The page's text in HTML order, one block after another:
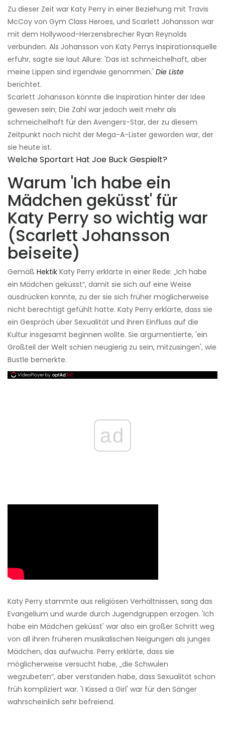
Zu dieser Zeit war Katy Perry in einer Beziehung mit Travis
McCoy von Gym Class Heroes, und Scarlett Johansson war
mit dem Hollywood-Herzensbrecher Ryan Reynolds
verbunden. Als Johansson von Katy Perrys Inspirationsquelle
erfuhr, sagte sie laut Allure: 'Das ist schmeichelhaft, aber
meine Lippen sind irgendwie genommen.' Die Liste
berichtet.
Scarlett Johansson könnte die Inspiration hinter der Idee
gewesen sein; Die Zahl war jedoch weit mehr als
schmeichelhaft für den Avengers-Star, der zu diesem
Zeitpunkt noch nicht der Mega-A-Lister geworden war, der
sie heute ist.
Welche Sportart Hat Joe Buck Gespielt?
Warum 'Ich habe ein
Mädchen geküsst' für
Katy Perry so wichtig war
(Scarlett Johansson
beiseite)
Gemäß Hektik Katy Perry erklärte in einer Rede: „Ich habe
ein Mädchen geküsst“, damit sie sich auf eine Weise
ausdrücken konnte, zu der sie sich früher möglicherweise
nicht berechtigt gefühlt hatte. Katy Perry erklärte, dass sie
ein Gespräch über Sexualität und ihren Einfluss auf die
Kultur insgesamt beginnen wollte. Sie argumentierte, 'ein
Großteil der Welt schien neugierig zu sein, mitzusingen', wie
Bustle bemerkte.
ad
Katy Perry stammte aus religiösen Verhältnissen, sang das
Evangelium und wurde durch Jugendgruppen erzogen. 'Ich
habe ein Mädchen geküsst' war also ein großer Schritt weg
von all ihren früheren musikalischen Neigungen als junges
Mädchen, das aufwuchs. Perry erklärte, dass sie
möglicherweise versucht habe, „die Schwulen
wegzubeten“, aber verstanden habe, dass Sexualität schon
früh kompliziert war. 'I Kissed a Girl' war für den Sänger
wahrscheinlich sehr befreiend.